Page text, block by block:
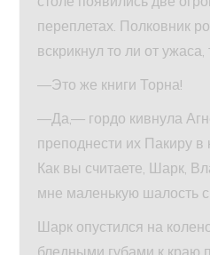
переплетах. Полковник
вскрикнул то ли от ужаса,
—Это же книги Торна!
—Да,— гордо кивнула
преподнести их Пакиру в
Как вы считаете, Шарк,
мне маленькую шалость
Шарк опустился на